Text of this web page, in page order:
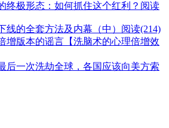
终极形态：如何抓住这个红利？ 阅读
线的全套方法及内幕（中） 阅读(214)
增版本的谣言【洗脑术的心理倍增效
后一次洗劫全球，各国应该向美方索